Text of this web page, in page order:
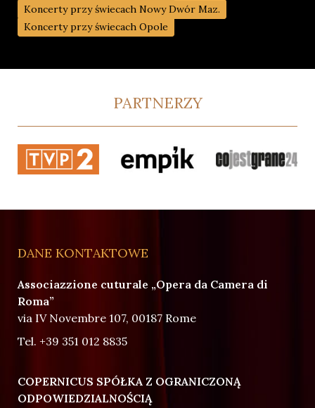
Koncerty przy świecach Nowy Dwór Maz.
Koncerty przy świecach Opole
PARTNERZY
DANE KONTAKTOWE
Associazzione cuturale „Opera da Camera di
Roma”
via IV Novembre 107, 00187 Rome
Tel. +39 351 012 8835
COPERNICUS SPÓŁKA Z OGRANICZONĄ
ODPOWIEDZIALNOŚCIĄ